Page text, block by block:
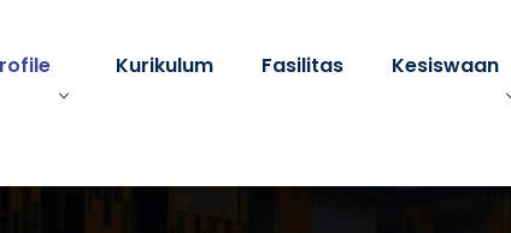
Kurikulum Fasilitas Kesiswaan